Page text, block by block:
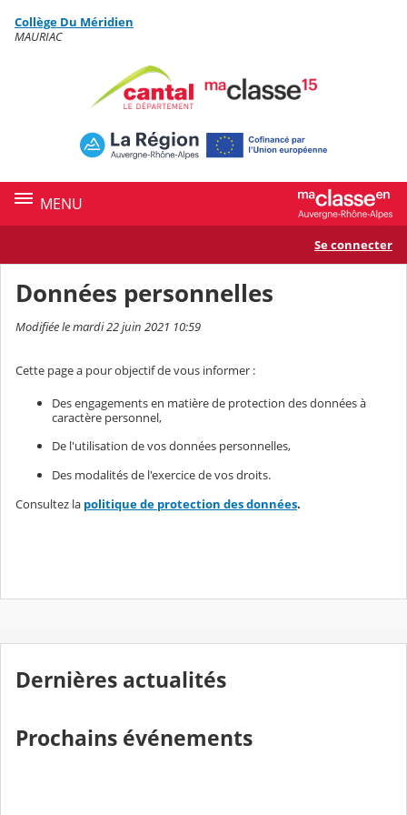
Contenu
Collège Du Méridien
MAURIAC
MENU
Se connecter
Données personnelles
Modifiée le mardi 22 juin 2021 10:59
Cette page a pour objectif de vous informer :
Des engagements en matière de protection des données à
caractère personnel,
De l'utilisation de vos données personnelles,
Des modalités de l'exercice de vos droits.
Consultez la politique de protection des données.
Dernières actualités
Prochains événements